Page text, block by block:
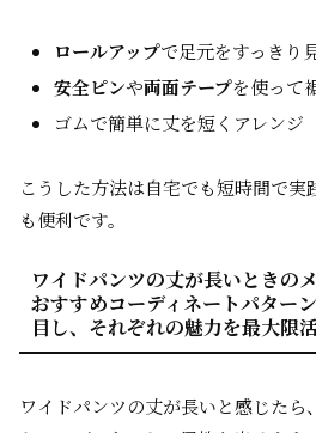
ロールアップで足元をすっきり
安全ピンや両面テープを使って
ゴムで簡単に丈を短くアレンジ
こうした方法は自宅でも短時間で実
も便利です。
ワイドパンツの丈が長いときの
おすすめコーディネートパター
目し、それぞれの魅力を最大限
ワイドパンツの丈が長いと感じたら、